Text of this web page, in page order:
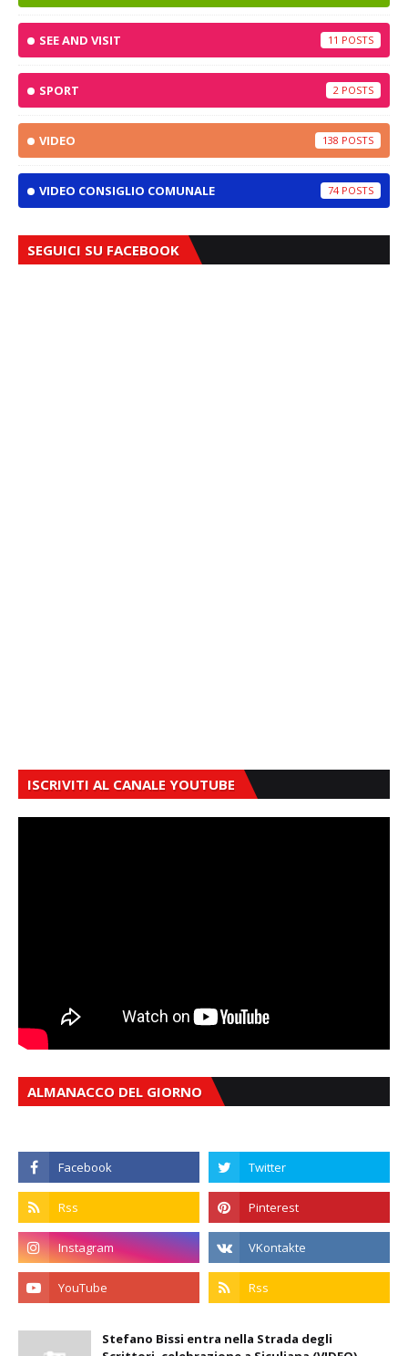
SEE AND VISIT 11
SPORT 2
VIDEO 138
VIDEO CONSIGLIO COMUNALE 74
SEGUICI SU FACEBOOK
ISCRIVITI AL CANALE YOUTUBE
ALMANACCO DEL GIORNO
Stefano Bissi entra nella Strada degli